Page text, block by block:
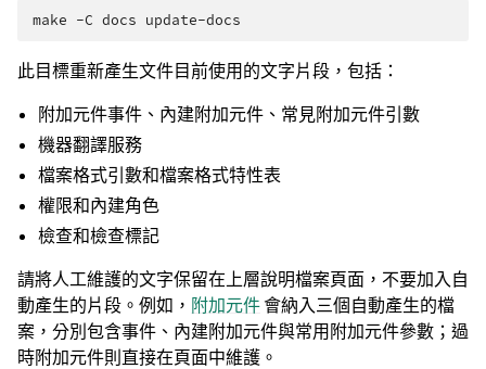
make -C docs
此目標重新產生文件目前使用的文字片段，包括：
附加元件事件、內建附加元件、常見附加元件引數
機器翻譯服務
檔案格式引數和檔案格式特性表
權限和內建角色
檢查和檢查標記
請將人工維護的文字保留在上層說明檔案頁面，不要加入自
動產生的片段。例如， 附加元件會納入三個自動產生的檔
案，分別包含事件、內建附加元件與常用附加元件參數；過
時附加元件則直接在頁面中維護。